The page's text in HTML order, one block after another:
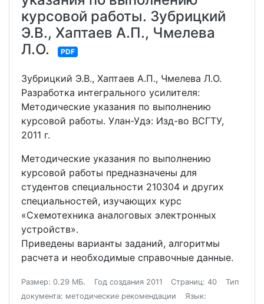
курсовой работы. Зубрицкий
Э.В., Хаптаев А.П., Чмелева
Л.О.
PDF
Зубрицкий Э.В., Хаптаев А.П., Чмелева Л.О.
Разработка интегрального усилителя:
Методические указания по выполнению
курсовой работы. Улан-Удэ: Изд-во ВСГТУ,
2011 г.
Методические указания по выполнению
курсовой работы предназначены для
студентов специальности 210304 и других
специальностей, изучающих курс
«Схемотехника аналоговых электронных
устройств».
Приведены варианты заданий, алгоритмы
расчета и необходимые справочные данные.
Размер: 0.29 МБ. Год создания 2011 Страниц: 40
Тип
документа: методические рекомендации
Язык: